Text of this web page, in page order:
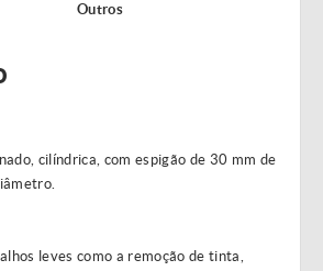
Outros
cilíndrica, com espigão de 30 mm de
leves como a remoção de tinta,